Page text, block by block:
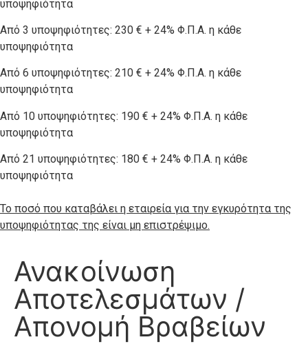
υποψηφιότητα
Από 3 υποψηφιότητες: 230 € + 24% Φ.Π.Α. η κάθε
υποψηφιότητα
Από 6 υποψηφιότητες: 210 € + 24% Φ.Π.Α. η κάθε
υποψηφιότητα
Από 10 υποψηφιότητες: 190 € + 24% Φ.Π.Α. η κάθε
υποψηφιότητα
Από 21 υποψηφιότητες: 180 € + 24% Φ.Π.Α. η κάθε
υποψηφιότητα
Το ποσό που καταβάλει η εταιρεία για την εγκυρότητα της
υποψηφιότητας της είναι μη επιστρέψιμο.
Ανακοίνωση
Αποτελεσμάτων /
Απονομή Βραβείων